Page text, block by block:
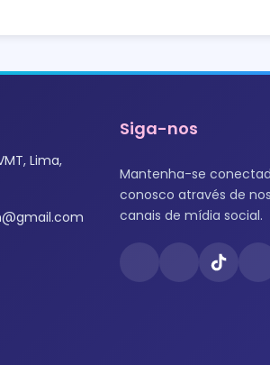
Lima,
Siga-nos
Mantenha-se
conosco através de
canais de mídia social.